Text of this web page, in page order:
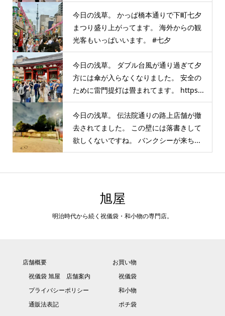
今日の浅草。 かっぱ橋本通りで下町七夕
まつり盛り上がってます。 海外からの観
光客もいっぱいいます。 #七夕
今日の浅草。 ダブル台風が通り過ぎて夕
方には傘が入らなくなりました。 安全の
ために雷門提灯は畳まれてます。 https...
今日の浅草。 伝法院通りの路上店舗が撤
去されてました。 この壁には落書きして
欲しくないですね。 バンクシーが来ち...
旭屋
明治時代から続く祝儀袋・和小物の専門店。
店舗概要
祝儀袋 旭屋 店舗案内
プライバシーポリシー
通販法表記
お買い物
祝儀袋
和小物
ポチ袋